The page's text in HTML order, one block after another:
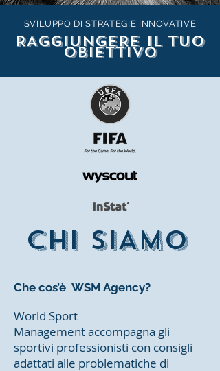
SVILUPPO DI STRATEGIE INNOVATIVE
RAGGIUNGERE IL TUO
OBIETTIVO
CHI SIAMO
Che cos’è WSM Agency?
World Sport
Management accompagna gli
sportivi professionisti con consigli
adattati alle problematiche di